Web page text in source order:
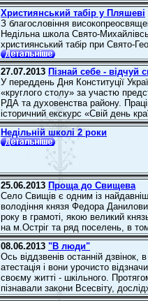
Християнський табір у Пляшеві
З благословіння
Недільна школа Свято-
християнський табір при Свято-
27.07.2013 Пізнай себе - відчуй
У переддень Дня Конституції
«круглого столу» за участю
РДА та духовенства району.
історичний екскурс «Свій день
Недільній школі 2 роки
25.06.2013 Проща до Свищева
Село Свищів є одним із
володіння князя Федора
року в грамоті, якою великий
на м.Остріг та ряд поселень, в
08.06.2013 "В люди"
Ось віддзвенів останній
атестація і вони урочисто
своєму житті - шкільного.
пізнавали закони Всесвіту,